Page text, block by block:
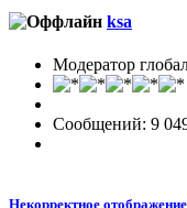
ksa
Модератор
Сообщений: 9
Некорректное